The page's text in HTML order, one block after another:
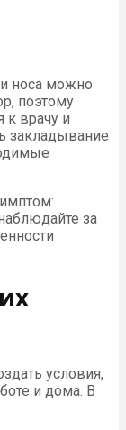
носа можно
поэтому
к врачу и
закладывание
за
условия,
и дома. В